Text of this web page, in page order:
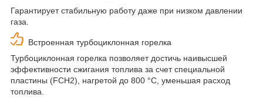
Гарантирует стабильную работу даже при низком давлении
газа.
Встроенная турбоциклонная горелка
Турбоциклонная горелка позволяет достичь наивысшей
эффективности сжигания топлива за счет специальной
пластины (FCH2), нагретой до 800 °С, уменьшая расход
топлива.